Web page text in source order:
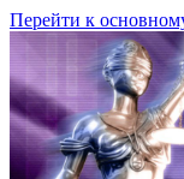
Перейти к